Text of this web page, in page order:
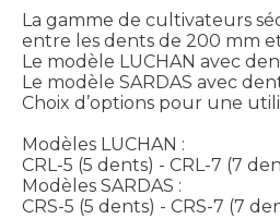
La gamme de cultivateurs
entre les dents de 200 mm
Le modèle LUCHAN avec
Le modèle SARDAS avec
Choix d’options pour une
Modèles LUCHAN :
CRL-5 (5 dents) - CRL-7 (7
Modèles SARDAS :
CRS-5 (5 dents) - CRS-7 (7